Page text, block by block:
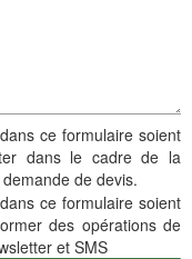
ce formulaire soient
dans le cadre de la
de devis.
ce formulaire soient
des opérations de
et SMS